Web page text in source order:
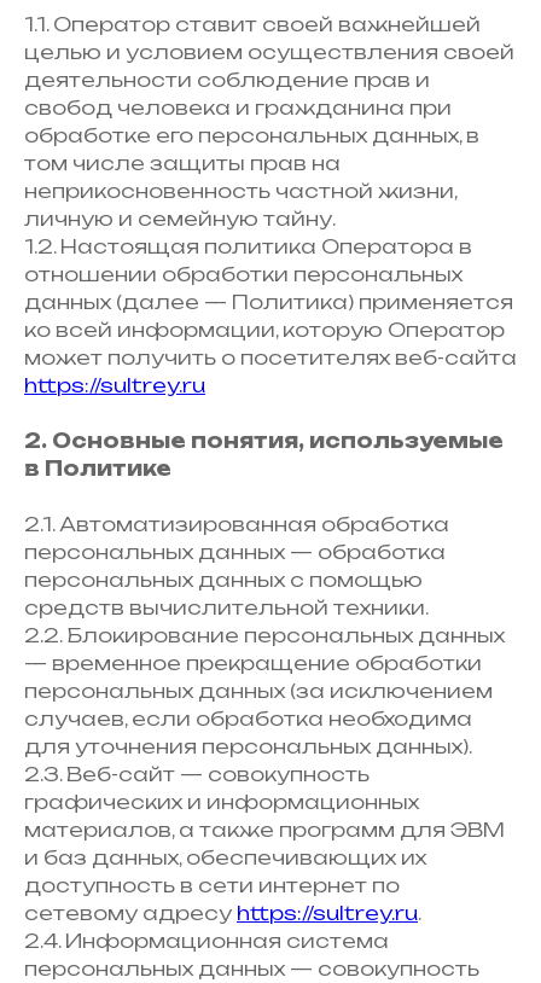
1.1. Оператор ставит своей важнейшей
целью и условием осуществления своей
деятельности соблюдение прав и
свобод человека и гражданина при
обработке его персональных данных, в
том числе защиты прав на
неприкосновенность частной жизни,
личную и семейную тайну.
1.2. Настоящая политика Оператора в
отношении обработки персональных
данных (далее — Политика) применяется
ко всей информации, которую Оператор
может получить о посетителях веб-сайта
https://sultrey.ru
2. Основные понятия, используемые
в Политике
2.1. Автоматизированная обработка
персональных данных — обработка
персональных данных с помощью
средств вычислительной техники.
2.2. Блокирование персональных данных
— временное прекращение обработки
персональных данных (за исключением
случаев, если обработка необходима
для уточнения персональных данных).
2.3. Веб-сайт — совокупность
графических и информационных
материалов, а также программ для ЭВМ
и баз данных, обеспечивающих их
доступность в сети интернет по
сетевому адресу https://sultrey.ru.
2.4. Информационная система
персональных данных — совокупность